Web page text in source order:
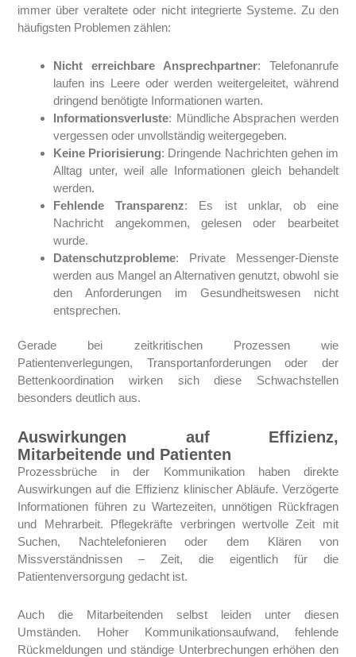
immer über veraltete oder nicht integrierte Systeme. Zu den
häufigsten Problemen zählen:
Nicht erreichbare Ansprechpartner: Telefonanrufe
laufen ins Leere oder werden weitergeleitet, während
dringend benötigte Informationen warten.
Informationsverluste: Mündliche Absprachen werden
vergessen oder unvollständig weitergegeben.
Keine Priorisierung: Dringende Nachrichten gehen im
Alltag unter, weil alle Informationen gleich behandelt
werden.
Fehlende Transparenz: Es ist unklar, ob eine
Nachricht angekommen, gelesen oder bearbeitet
wurde.
Datenschutzprobleme: Private Messenger-Dienste
werden aus Mangel an Alternativen genutzt, obwohl sie
den Anforderungen im Gesundheitswesen nicht
entsprechen.
Gerade bei zeitkritischen Prozessen wie
Patientenverlegungen, Transportanforderungen oder der
Bettenkoordination wirken sich diese Schwachstellen
besonders deutlich aus.
Auswirkungen auf Effizienz,
Mitarbeitende und Patienten
Prozessbrüche in der Kommunikation haben direkte
Auswirkungen auf die Effizienz klinischer Abläufe. Verzögerte
Informationen führen zu Wartezeiten, unnötigen Rückfragen
und Mehrarbeit. Pflegekräfte verbringen wertvolle Zeit mit
Suchen, Nachtelefonieren oder dem Klären von
Missverständnissen – Zeit, die eigentlich für die
Patientenversorgung gedacht ist.
Auch die Mitarbeitenden selbst leiden unter diesen
Umständen. Hoher Kommunikationsaufwand, fehlende
Rückmeldungen und ständige Unterbrechungen erhöhen den